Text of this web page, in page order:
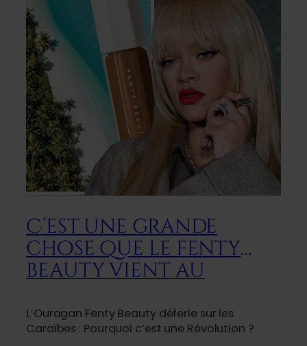
C’est une grande
chose que le fenty
beauty vient au
L’Ouragan Fenty Beauty déferle sur les
Caraïbes : Pourquoi c’est une Révolution ?